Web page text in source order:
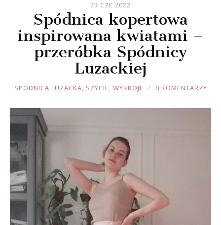
23 CZE 2022
Spódnica kopertowa
inspirowana kwiatami –
przeróbka Spódnicy
Luzackiej
JOULE
SPÓDNICA LUZACKA, SZYCIE, WYKROJE 0 KOMENTARZY